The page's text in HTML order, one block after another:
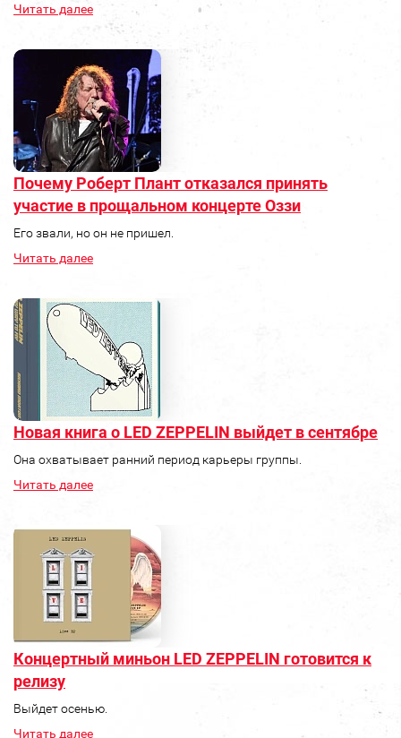
Читать далее
Почему Роберт Плант отказался принять
участие в прощальном концерте Оззи
Его звали, но он не пришел.
Читать далее
Новая книга о LED ZEPPELIN выйдет в сентябре
Она охватывает ранний период карьеры группы.
Читать далее
Концертный миньон LED ZEPPELIN готовится к
релизу
Выйдет осенью.
Читать далее